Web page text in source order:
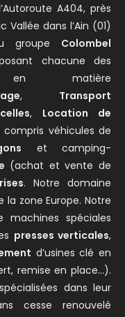
A404, près
Vallée dans l’Ain (01)
groupe Colombel
chacune des
en matière
, Transport
, Location de
compris véhicules de
et camping-
(achat et vente de
. Notre domaine
la zone Europe. Notre
spéciales
presses verticales,
d’usines clé en
remise en place…).
dans leur
cesse renouvelé